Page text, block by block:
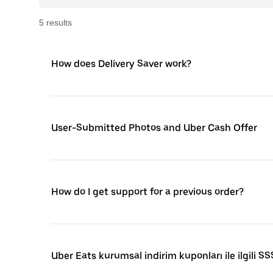
5 results
How does Delivery Saver work?
User-Submitted Photos and Uber Cash Offer
How do I get support for a previous order?
Uber Eats kurumsal indirim kuponları ile ilgili